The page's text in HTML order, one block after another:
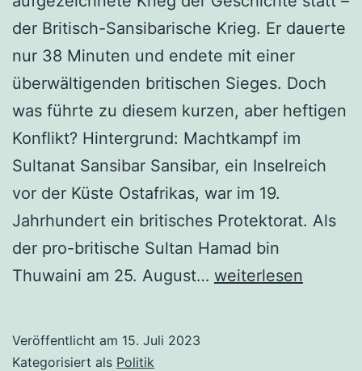
der Britisch-Sansibarische Krieg. Er dauerte
nur 38 Minuten und endete mit einer
überwältigenden britischen Sieges. Doch
was führte zu diesem kurzen, aber heftigen
Konflikt? Hintergrund: Machtkampf im
Sultanat Sansibar Sansibar, ein Inselreich
vor der Küste Ostafrikas, war im 19.
Jahrhundert ein britisches Protektorat. Als
der pro-britische Sultan Hamad bin
Thuwaini am 25. August… Der
weiterlesen
Veröffentlicht am 15. Juli 2023
Kategorisiert als Politik